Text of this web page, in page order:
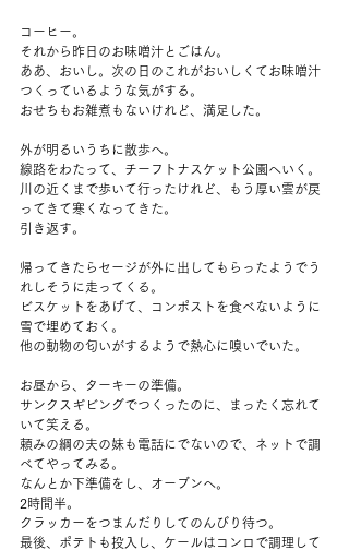
コーヒー。
それから昨日のお味噌汁とごはん。
ああ、おいし。次の日のこれがおいしくてお味噌汁
つくっているような気がする。
おせちもお雑煮もないけれど、満足した。
外が明るいうちに散歩へ。
線路をわたって、チーフトナスケット公園へいく。
川の近くまで歩いて行ったけれど、もう厚い雲が戻
ってきて寒くなってきた。
引き返す。
帰ってきたらセージが外に出してもらったようでう
れしそうに走ってくる。
ビスケットをあげて、コンポストを食べないように
雪で埋めておく。
他の動物の匂いがするようで熱心に嗅いでいた。
お昼から、ターキーの準備。
サンクスギビングでつくったのに、まったく忘れて
いて笑える。
頼みの綱の夫の妹も電話にでないので、ネットで調
べてやってみる。
なんとか下準備をし、オーブンへ。
2時間半。
クラッカーをつまんだりしてのんびり待つ。
最後、ポテトも投入し、ケールはコンロで調理して